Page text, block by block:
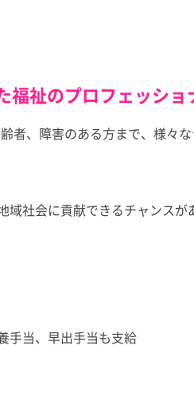
福祉のプロフェッショ
、障害のある方まで、様々
社会に貢献できるチャンスが
手当、早出手当も支給